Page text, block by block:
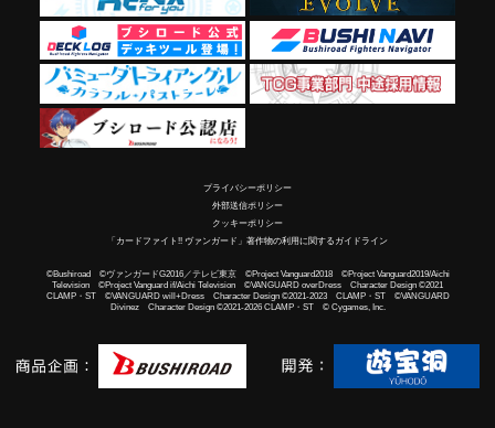
プライバシーポリシー
外部送信ポリシー
クッキーポリシー
「カードファイト!! ヴァンガード」著作物の利用に関するガイドライン
©Bushiroad ©ヴァンガードG2016／テレビ東京 ©Project Vanguard2018 ©Project Vanguard2019/Aichi
Television ©Project Vanguard if/Aichi Television ©VANGUARD overDress Character Design ©2021
CLAMP・ST ©VANGUARD will+Dress Character Design ©2021-2023 CLAMP・ST ©VANGUARD
Divinez Character Design ©2021-2026 CLAMP・ST © Cygames, Inc.